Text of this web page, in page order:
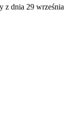
z dnia 29 września